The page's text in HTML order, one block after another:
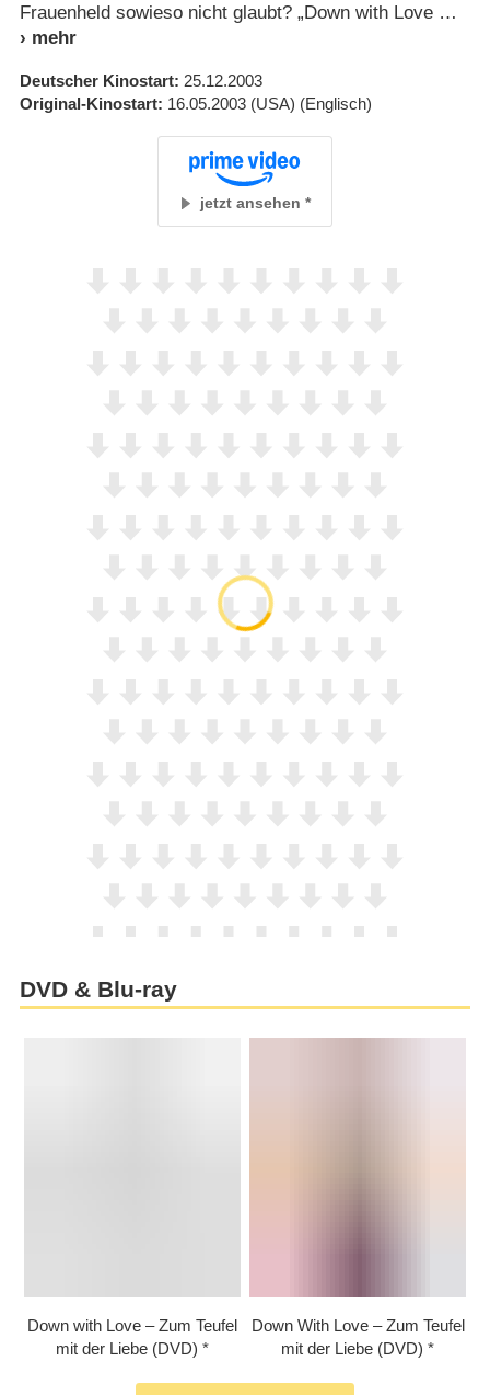
Frauenheld sowieso nicht glaubt? „Down with Love
Deutscher Kinostart 25.12.2003
Original-Kinostart 16.05.2003 (USA) (Englisch)
jetzt ansehen
DVD & Blu-ray
Down with Love – Zum Teufel
mit der Liebe (DVD)
Down With Love – Zum Teufel
mit der Liebe (DVD)